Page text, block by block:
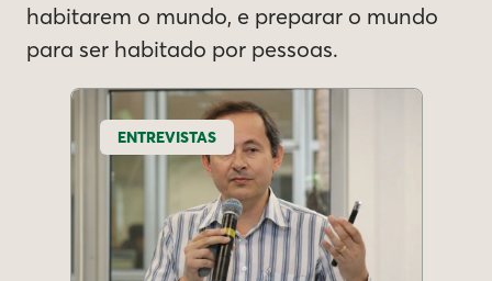
habitarem o mundo, e preparar o mundo
para ser habitado por pessoas.
ENTREVISTAS